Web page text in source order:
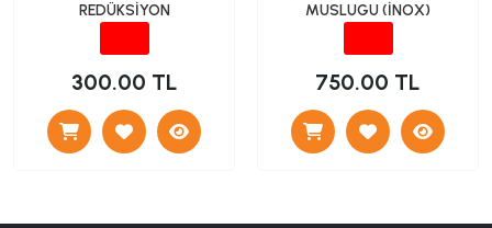
REDÜKSİYON
300.00 TL
MUSLUGU (İNOX)
750.00 TL